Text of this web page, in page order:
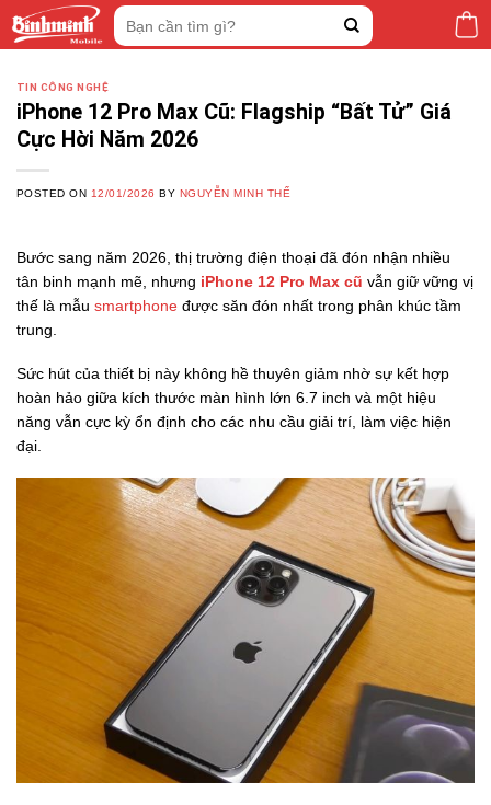
Tìm
kiếm:
TIN CÔNG NGHỆ
iPhone 12 Pro Max Cũ: Flagship “Bất Tử” Giá
Cực Hời Năm 2026
POSTED ON 12/01/2026 BY NGUYỄN MINH THẾ
Bước sang năm 2026, thị trường điện thoại đã đón nhận nhiều
tân binh mạnh mẽ, nhưng iPhone 12 Pro Max cũ vẫn giữ vững vị
thế là mẫu smartphone được săn đón nhất trong phân khúc tầm
trung.
Sức hút của thiết bị này không hề thuyên giảm nhờ sự kết hợp
hoàn hảo giữa kích thước màn hình lớn 6. 7 inch và một hiệu
năng vẫn cực kỳ ổn định cho các nhu cầu giải trí, làm việc hiện
đại.